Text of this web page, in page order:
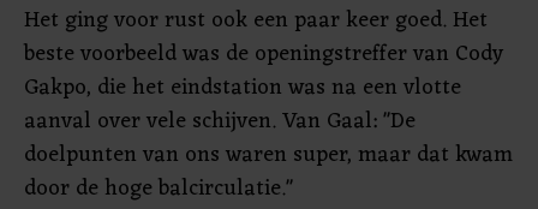
Het ging voor rust ook een paar keer goed. Het
beste voorbeeld was de openingstreffer van Cody
Gakpo, die het eindstation was na een vlotte
aanval over vele schijven. Van Gaal: "De
doelpunten van ons waren super, maar dat kwam
door de hoge balcirculatie."